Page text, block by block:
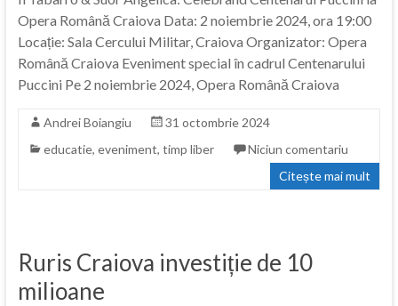
Opera Română Craiova Data: 2 noiembrie 2024, ora 19:00
Locație: Sala Cercului Militar, Craiova Organizator: Opera
Română Craiova Eveniment special în cadrul Centenarului
Puccini Pe 2 noiembrie 2024, Opera Română Craiova
Andrei Boiangiu
31 octombrie 2024
educatie, eveniment, timp liber
Niciun comentariu
Citește mai mult
Ruris Craiova investiție de 10
milioane